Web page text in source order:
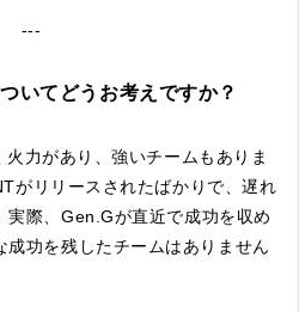
---
いてどうお考えですか？
力があり、強いチームもありま
がリリースされたばかりで、遅れ
実際、Gen.Gが直近で成功を収め
成功を残したチームはありません